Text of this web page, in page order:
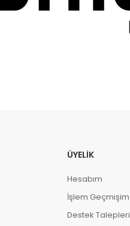
ÜYELIK
Hesabım
İşlem Geçmişim
Destek